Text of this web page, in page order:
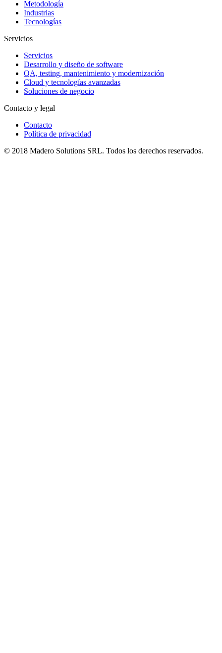
Metodología
Industrias
Tecnologías
Servicios
Servicios
Desarrollo y diseño de software
QA, testing, mantenimiento y modernización
Cloud y tecnologías avanzadas
Soluciones de negocio
Contacto y legal
Contacto
Política de privacidad
© 2018 Madero Solutions SRL. Todos los derechos reservados.